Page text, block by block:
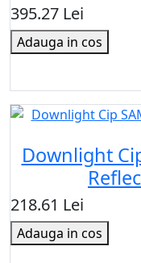
395.27 Lei
Adauga in cos
Downlight
218.61 Lei
Adauga in cos